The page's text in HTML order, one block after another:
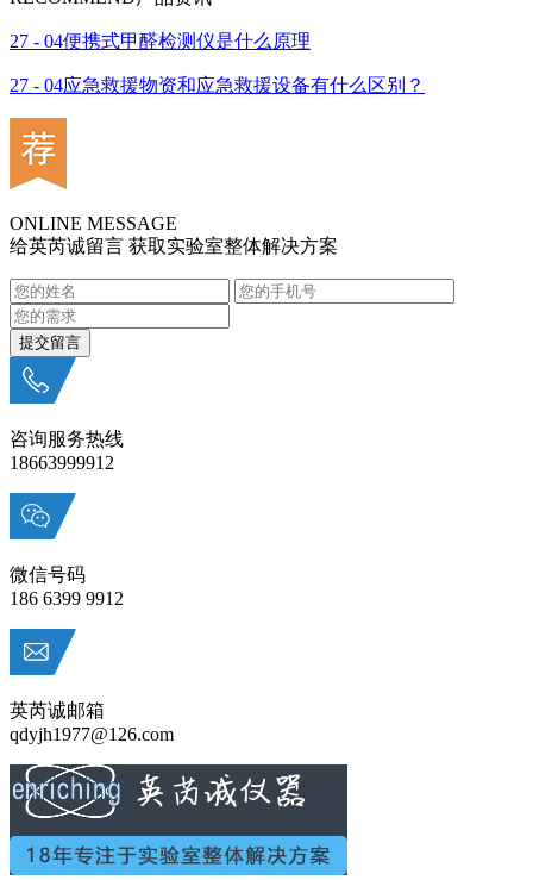
27 - 04便携式甲醛检测仪是什么原理
27 - 04应急救援物资和应急救援设备有什么区别？
ONLINE MESSAGE
给英芮诚留言 获取实验室整体解决方案
咨询服务热线
18663999912
微信号码
186 6399 9912
英芮诚邮箱
qdyjh1977@126.com